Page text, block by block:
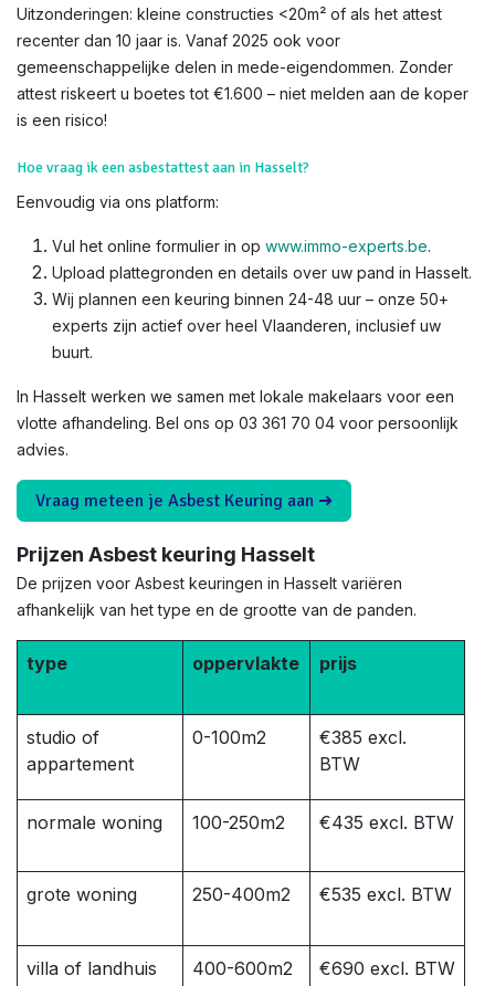
Uitzonderingen: kleine constructies <20m² of als het attest
recenter dan 10 jaar is. Vanaf 2025 ook voor
gemeenschappelijke delen in mede-eigendommen. Zonder
attest riskeert u boetes tot €1.600 – niet melden aan de koper
is een risico!​
Hoe vraag ik een asbestattest aan in Hasselt?
Eenvoudig via ons platform:
Vul het online formulier in op www.immo-experts.be.
Upload plattegronden en details over uw pand in Hasselt.
Wij plannen een keuring binnen 24-48 uur – onze 50+
experts zijn actief over heel Vlaanderen, inclusief uw
buurt.
In Hasselt werken we samen met lokale makelaars voor een
vlotte afhandeling. Bel ons op 03 361 70 04 voor persoonlijk
advies.
Vraag meteen je Asbest Keuring aan ➜
Prijzen Asbest keuring Hasselt
De prijzen voor Asbest keuringen in Hasselt variëren
afhankelijk van het type en de grootte van de panden.
type oppervlakte prijs
studio of
appartement
0-100m2
€385 excl.
BTW
normale woning 100-250m2 €435 excl. BTW
grote woning 250-400m2 €535 excl. BTW
villa of landhuis 400-600m2 €690 excl. BTW